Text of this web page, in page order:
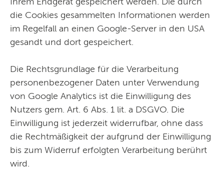
die Cookies gesammelten Informationen werden
im Regelfall an einen Google-Server in den USA
gesandt und dort gespeichert.
Die Rechtsgrundlage für die Verarbeitung
personenbezogener Daten unter Verwendung
von Google Analytics ist die Einwilligung des
Nutzers gem. Art. 6 Abs. 1 lit. a DSGVO. Die
Einwilligung ist jederzeit widerrufbar, ohne dass
die Rechtmäßigkeit der aufgrund der Einwilligung
bis zum Widerruf erfolgten Verarbeitung berührt
wird.